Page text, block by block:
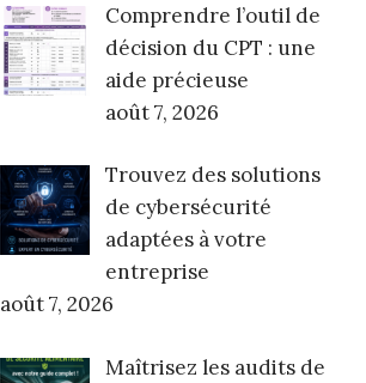
Comprendre l’outil de
décision du CPT : une
aide précieuse
août 7, 2026
Trouvez des solutions
de cybersécurité
adaptées à votre
entreprise
août 7, 2026
Maîtrisez les audits de